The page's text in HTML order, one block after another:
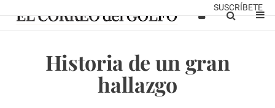
SUSCRÍBETE
Historia de un gran
hallazgo